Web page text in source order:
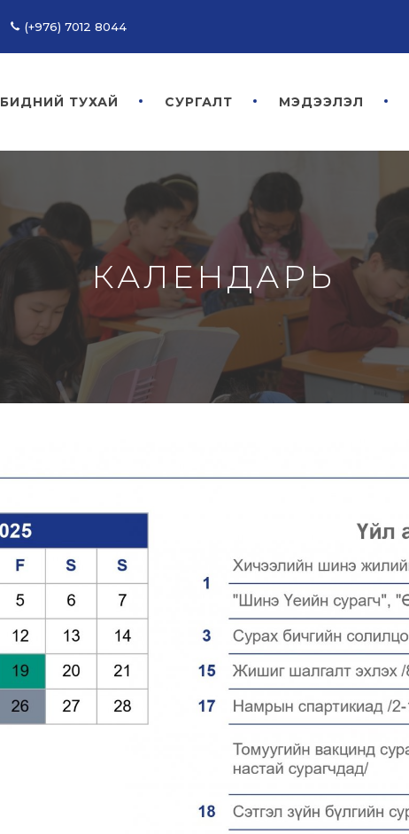
(+976) 7012 8044
БИДНИЙ ТУХАЙ СУРГАЛТ МЭДЭЭЛЭЛ
КАЛЕНДАРЬ